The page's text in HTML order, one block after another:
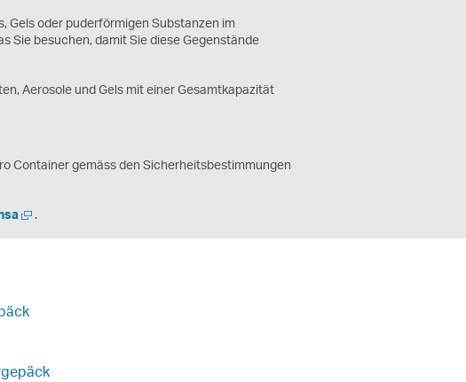
Gels oder puderförmigen Substanzen im
Sie besuchen, damit Sie diese Gegenstände
Aerosole und Gels mit einer Gesamtkapazität
Container gemäss den Sicherheitsbestimmungen
Neues
.